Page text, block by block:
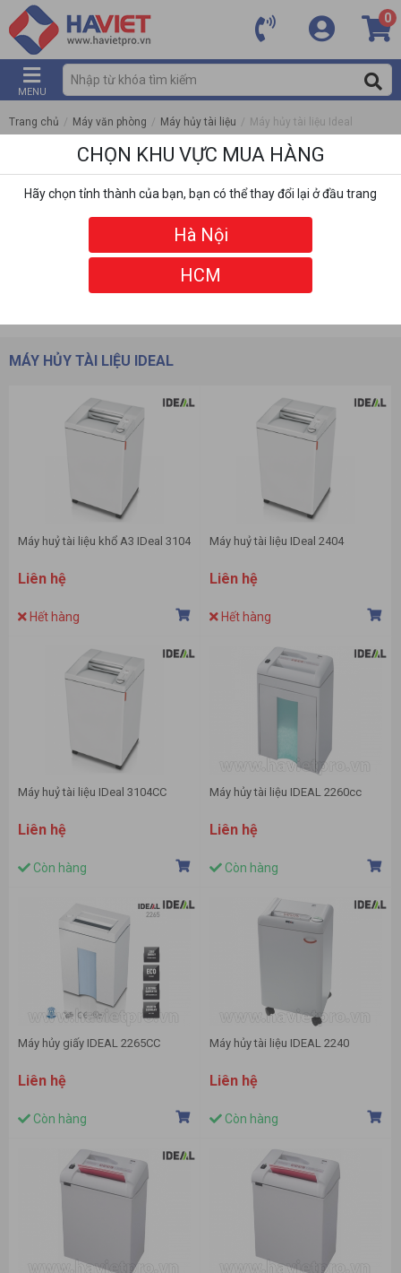
0
MENU
Trang chủ / Máy văn phòng / Máy hủy tài liệu / Máy hủy tài liệu Ideal
MÁY HỦY TÀI LIỆU IDEAL
Máy huỷ tài liệu khổ A3 IDeal 3104
Liên hệ
Hết hàng
Máy huỷ tài liệu IDeal 2404
Liên hệ
Hết hàng
Máy huỷ tài liệu IDeal 3104CC
Liên hệ
Còn hàng
Máy hủy tài liệu IDEAL 2260cc
Liên hệ
Còn hàng
Máy hủy giấy IDEAL 2265CC
Liên hệ
Còn hàng
Máy hủy tài liệu IDEAL 2240
Liên hệ
Còn hàng
CHỌN KHU VỰC MUA HÀNG
Hãy chọn tỉnh thành của bạn, bạn có thể thay đổi lại ở đầu trang
Hà Nội
HCM